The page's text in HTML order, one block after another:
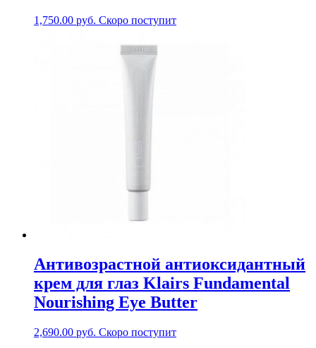
1,750.00 руб. Скоро поступит
Антивозрастной антиоксидантный
крем для глаз Klairs Fundamental
Nourishing Eye Butter
2,690.00 руб. Скоро поступит